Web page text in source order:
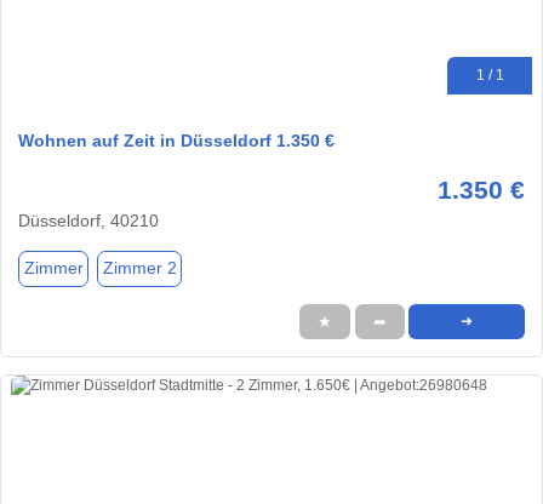
1 / 1
Wohnen auf Zeit in Düsseldorf 1.350 €
1.350 €
Düsseldorf, 40210
Zimmer Zimmer 2
★ ➦ ➜